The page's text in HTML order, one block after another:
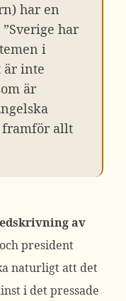
har en
har
i
är inte
är
framför allt
av
president
naturligt att det
i det pressade